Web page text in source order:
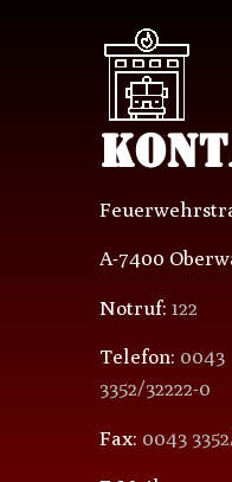
A-7400
Notruf: 122
Telefon: 0043
3352/32222-0
Fax: 0043